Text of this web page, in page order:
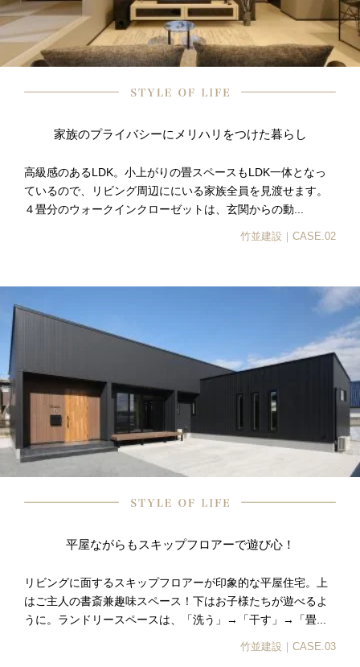
家族のプライバシーにメリハリをつけた暮らし
高級感のあるLDK。小上がりの畳スペースもLDK一体となっ
ているので、リビング周辺ににいる家族全員を見渡せます。
４畳分のウォークインクローゼットは、玄関からの動...
竹並建設｜CASE.02
平屋ながらもスキップフロアーで遊び心！
リビングに面するスキップフロアーが印象的な平屋住宅。上
はご主人の書斎兼趣味スペース！下はお子様たちが遊べるよ
うに。ランドリースペースは、「洗う」→「干す」→「畳...
竹並建設｜CASE.03